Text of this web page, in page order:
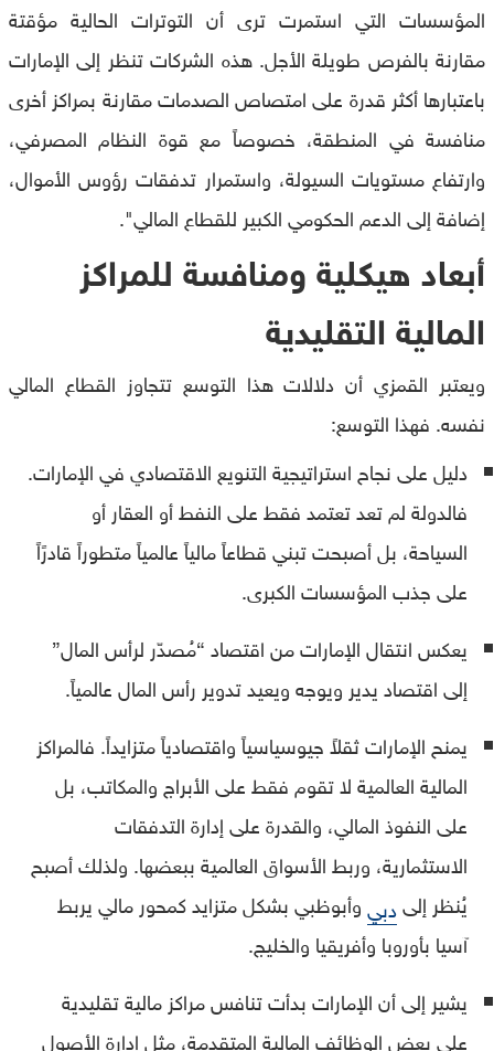
المؤسسات التي استمرت ترى أن التوترات الحالية مؤقتة
مقارنة بالفرص طويلة الأجل. هذه الشركات تنظر إلى الإمارات
باعتبارها أكثر قدرة على امتصاص الصدمات مقارنة بمراكز أخرى
منافسة في المنطقة، خصوصاً مع قوة النظام المصرفي،
وارتفاع مستويات السيولة، واستمرار تدفقات رؤوس الأموال،
إضافة إلى الدعم الحكومي الكبير للقطاع المالي".
أبعاد هيكلية ومنافسة للمراكز
المالية التقليدية
ويعتبر القمزي أن دلالات هذا التوسع تتجاوز القطاع المالي
نفسه. فهذا التوسع:
دليل على نجاح استراتيجية التنويع الاقتصادي في الإمارات.
فالدولة لم تعد تعتمد فقط على النفط أو العقار أو
السياحة، بل أصبحت تبني قطاعاً مالياً عالمياً متطوراً قادرًاً
على جذب المؤسسات الكبرى.
يعكس انتقال الإمارات من اقتصاد “مُصدّر لرأس المال”
إلى اقتصاد يدير ويوجه ويعيد تدوير رأس المال عالمياً.
يمنح الإمارات ثقلاً جيوسياسياً واقتصادياً متزايداً. فالمراكز
المالية العالمية لا تقوم فقط على الأبراج والمكاتب، بل
على النفوذ المالي، والقدرة على إدارة التدفقات
الاستثمارية، وربط الأسواق العالمية ببعضها. ولذلك أصبح
يُنظر إلىدبيوأبوظبي بشكل متزايد كمحور مالي يربط
آسيا بأوروبا وأفريقيا والخليج.
يشير إلى أن الإمارات بدأت تنافس مراكز مالية تقليدية
على بعض الوظائف المالية المتقدمة، مثل إدارة الأصول